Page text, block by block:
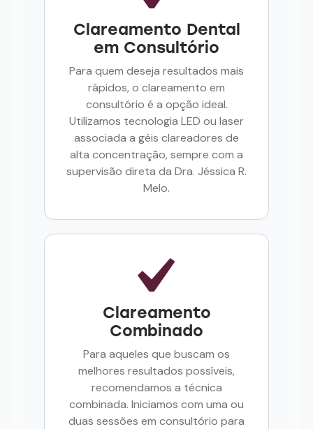
Clareamento Dental
em Consultório
Para quem deseja resultados mais
rápidos, o clareamento em
consultório é a opção ideal.
Utilizamos tecnologia LED ou laser
associada a géis clareadores de
alta concentração, sempre com a
supervisão direta da Dra. Jéssica R.
Melo.
Clareamento
Combinado
Para aqueles que buscam os
melhores resultados possíveis,
recomendamos a técnica
combinada. Iniciamos com uma ou
duas sessões em consultório para